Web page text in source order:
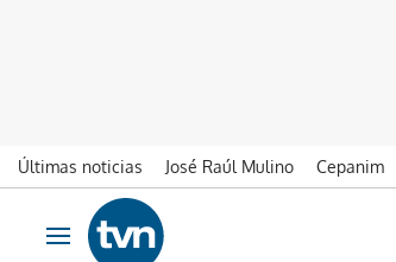
Últimas noticias José Raúl Mulino Cepanim
Ir al contenido
Obrir navegació